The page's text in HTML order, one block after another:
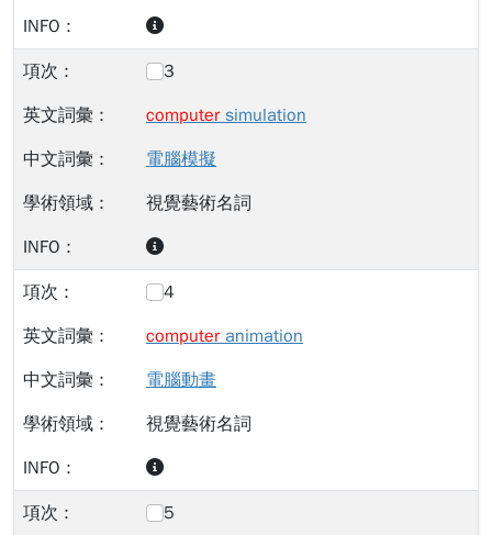
3
computersimulation
電腦模擬
視覺藝術名詞
4
computeranimation
電腦動畫
視覺藝術名詞
5